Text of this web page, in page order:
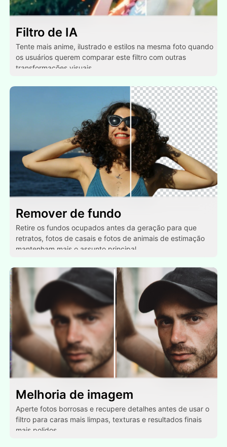
Filtro de IA
Tente mais anime, ilustrado e estilos na mesma foto quando
os usuários querem comparar este filtro com outras
transformações visuais.
Remover de fundo
Retire os fundos ocupados antes da geração para que
retratos, fotos de casais e fotos de animais de estimação
mantenham mais o assunto principal.
Melhoria de imagem
Aperte fotos borrosas e recupere detalhes antes de usar o
filtro para caras mais limpas, texturas e resultados finais
mais polidos.